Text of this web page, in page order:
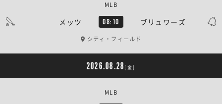
メッツ 08:10 ブリュワーズ
MLB
シティ・フィールド
2026.08.28 [金]
MLB